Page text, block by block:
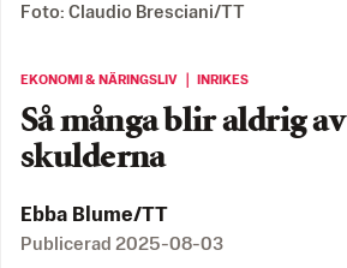
Foto: Claudio Bresciani/TT
EKONOMI & NÄRINGSLIV ｜ INRIKES
Så många blir aldrig
skulderna
Ebba Blume/TT
Publicerad 2025-08-03